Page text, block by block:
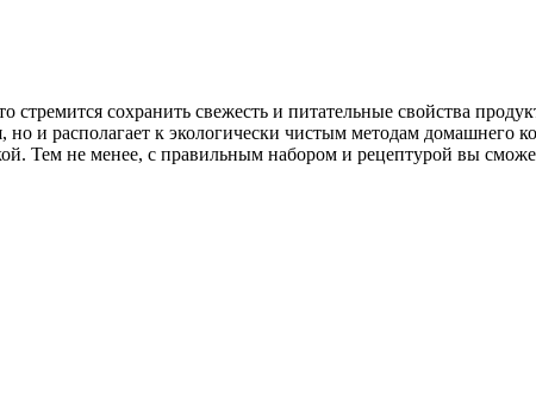
сохранить свежесть и питательные свойства
и располагает к экологически чистым методам домашнего
Тем не менее, с правильным набором и рецептурой вы